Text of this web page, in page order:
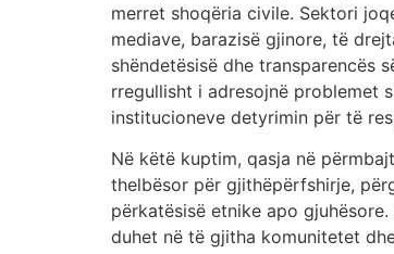
merret shoqëria civile. Sektori
mediave, barazisë gjinore, të
shëndetësisë dhe transparencës
rregullisht i adresojnë problemet
institucioneve detyrimin për të
Në këtë kuptim, qasja në
thelbësor për gjithëpërfshirje,
përkatësisë etnike apo
duhet në të gjitha komunitetet